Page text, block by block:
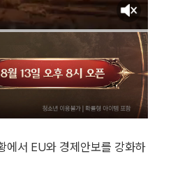
에서 EU와 경제안보를 강화하